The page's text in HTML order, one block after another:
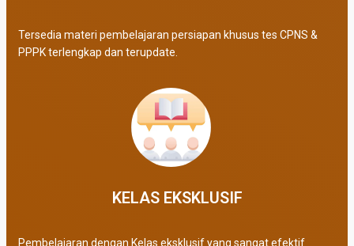
Tersedia materi pembelajaran persiapan khusus tes CPNS &
PPPK terlengkap dan terupdate.
KELAS EKSKLUSIF​
Pembelajaran dengan Kelas eksklusif yang sangat efektif